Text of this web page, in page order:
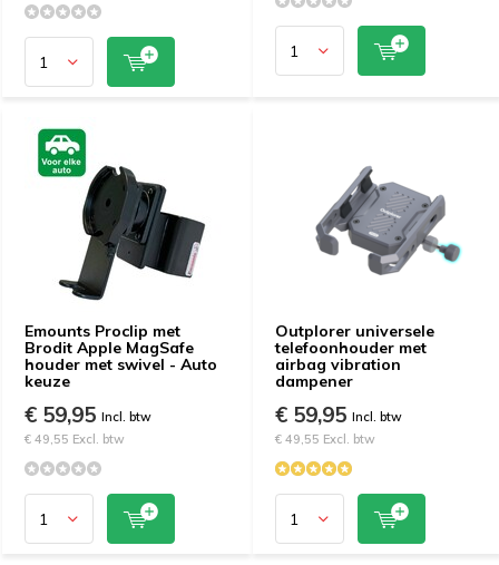
Emounts Proclip met
Brodit Apple MagSafe
houder met swivel - Auto
keuze
€ 59,95 Incl. btw
€ 49,55 Excl. btw
Outplorer universele
telefoonhouder met
airbag vibration
dampener
€ 59,95 Incl. btw
€ 49,55 Excl. btw